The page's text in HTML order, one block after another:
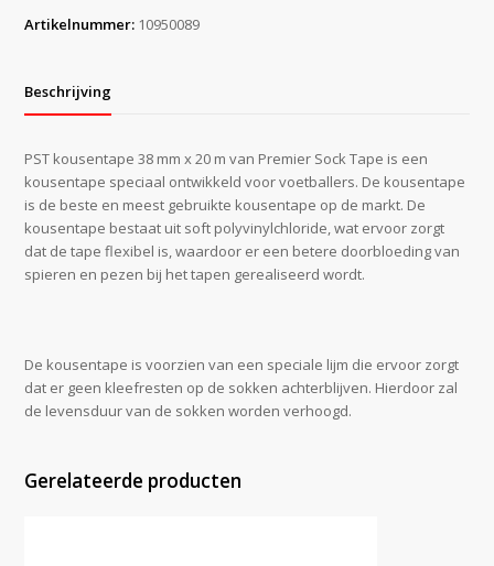
zwart
Artikelnummer: 10950089
Beschrijving
PST kousentape 38 mm x 20 m van Premier Sock Tape is een
kousentape speciaal ontwikkeld voor voetballers. De kousentape
is de beste en meest gebruikte kousentape op de markt. De
kousentape bestaat uit soft polyvinylchloride, wat ervoor zorgt
dat de tape flexibel is, waardoor er een betere doorbloeding van
spieren en pezen bij het tapen gerealiseerd wordt.
De kousentape is voorzien van een speciale lijm die ervoor zorgt
dat er geen kleefresten op de sokken achterblijven. Hierdoor zal
de levensduur van de sokken worden verhoogd.
Gerelateerde producten